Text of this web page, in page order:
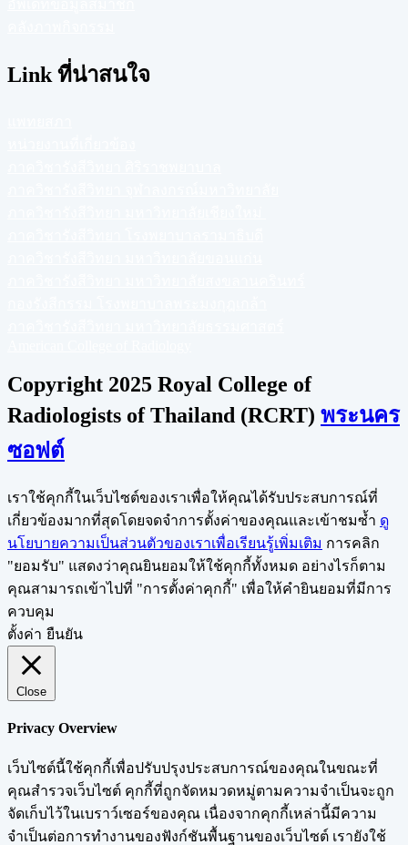
Link ที่น่าสนใจ
Copyright 2025 Royal College of
Radiologists of Thailand (RCRT) พระนคร
ซอฟต์
เราใช้คุกกี้ในเว็บไซต์ของเราเพื่อให้คุณได้รับประสบการณ์ที่
เกี่ยวข้องมากที่สุดโดยจดจำการตั้งค่าของคุณและเข้าชมซ้ำ ดู
นโยบายความเป็นส่วนตัวของเราเพื่อเรียนรู้เพิ่มเติม การคลิก
"ยอมรับ" แสดงว่าคุณยินยอมให้ใช้คุกกี้ทั้งหมด อย่างไรก็ตาม
คุณสามารถเข้าไปที่ "การตั้งค่าคุกกี้" เพื่อให้คำยินยอมที่มีการ
ควบคุม
ตั้งค่า ยืนยัน
Close
Privacy Overview
เว็บไซต์นี้ใช้คุกกี้เพื่อปรับปรุงประสบการณ์ของคุณในขณะที่
คุณสำรวจเว็บไซต์ คุกกี้ที่ถูกจัดหมวดหมู่ตามความจำเป็นจะถูก
จัดเก็บไว้ในเบราว์เซอร์ของคุณ เนื่องจากคุกกี้เหล่านี้มีความ
จำเป็นต่อการทำงานของฟังก์ชันพื้นฐานของเว็บไซต์ เรายังใช้